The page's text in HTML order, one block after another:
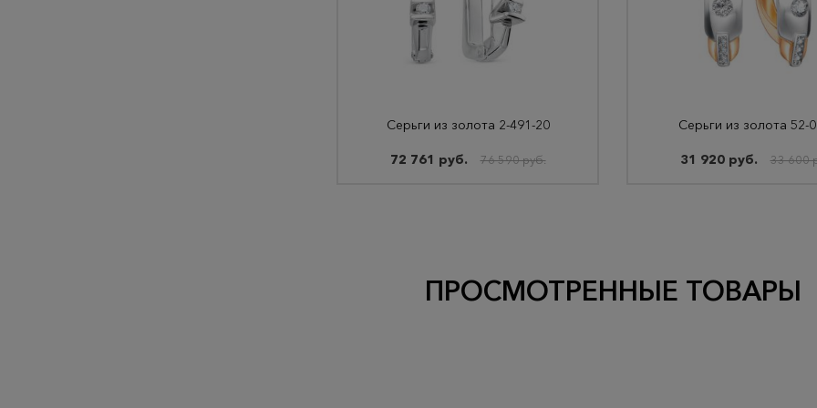
Серьги из золота 2-491-20
72 761 руб. 76 590 руб.
Серьги из золота 52-
31 920 руб. 33 600
ПРОСМОТРЕННЫЕ ТОВАРЫ